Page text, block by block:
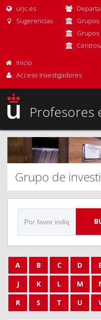
urjc.es
Sugerencias
Grupos
Inicio
Acceso Investigadores
Profesores
Grupo de
A B C D
J
K L M
R
S T U